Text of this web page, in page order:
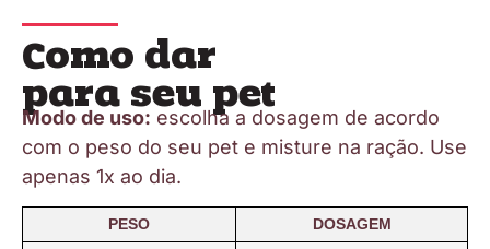
Como dar
para seu pet
Modo de uso: escolha a dosagem de acordo
com o peso do seu pet e misture na ração. Use
apenas 1x ao dia.
PESO
DOSAGEM